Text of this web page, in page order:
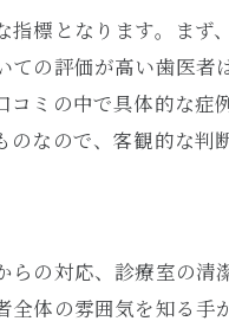
適切な歯医者
不適切な歯医
歯科衛生士が
歯科衛生士が
信頼できる歯医
標となります。ま
の評価が高い歯医
ミの中で具体的な
なので、客観的な判
の対応、診療室の
体の雰囲気を知る